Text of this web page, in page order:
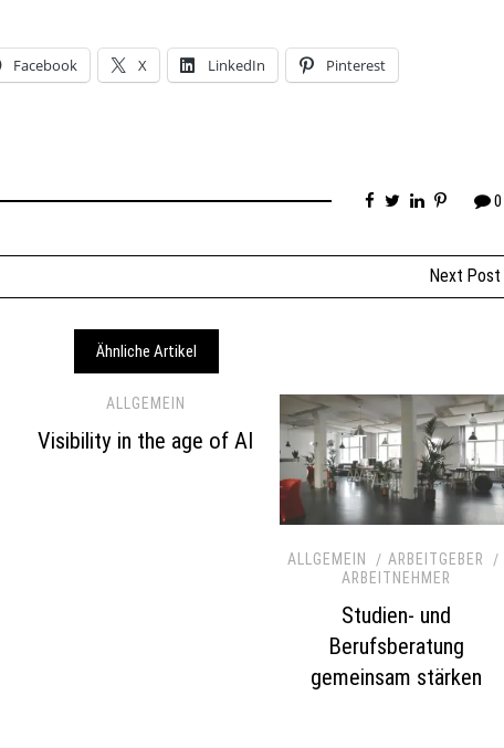
Facebook X LinkedIn Pinterest
0
Next Post
Ähnliche Artikel
ALLGEMEIN
Visibility in the age of AI
ALLGEMEIN
ARBEITGEBER
ARBEITNEHMER
Studien- und
Berufsberatung
gemeinsam stärken